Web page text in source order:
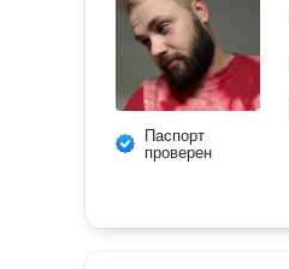
Паспорт
проверен